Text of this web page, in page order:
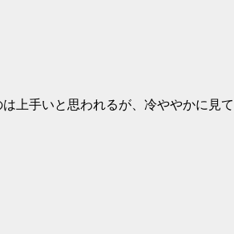
上手いと思われるが、冷ややかに見て